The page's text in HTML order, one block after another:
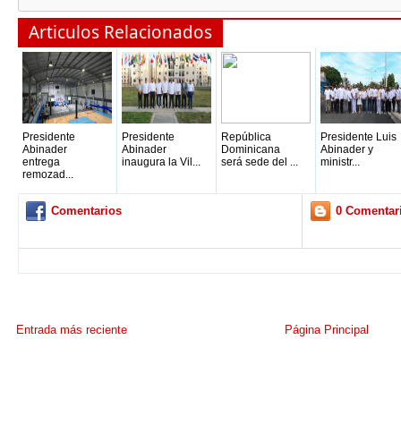
Articulos Relacionados
Presidente
Abinader
entrega
remozad...
Presidente
Abinader
inaugura la Vil...
República
Dominicana
será sede del ...
Presidente Luis
Abinader y
ministr...
Comentarios 0
Entrada más reciente Página Principal